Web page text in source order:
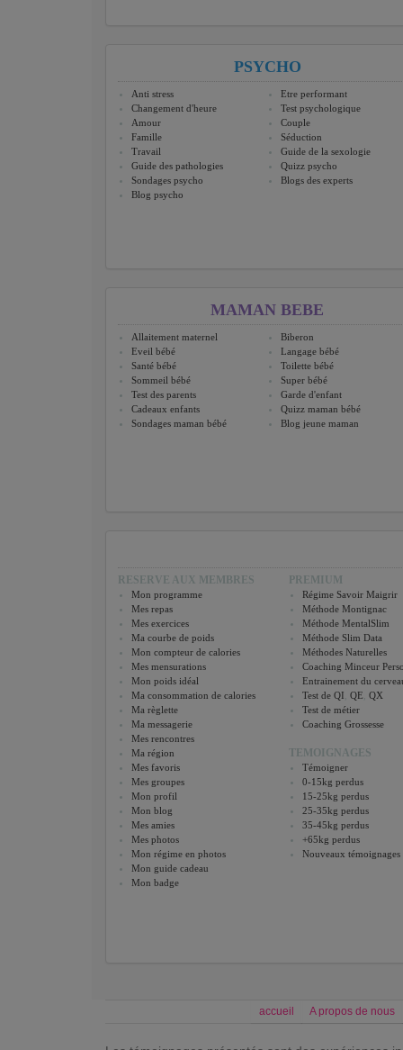
PSYCHO
Anti stress
Etre performant
Changement d'heure
Test psychologique
Amour
Couple
Famille
Séduction
Travail
Guide de la sexologie
Guide des pathologies
Quizz psycho
Sondages psycho
Blogs des experts
Blog psycho
MAMAN BEBE
Allaitement maternel
Biberon
Eveil bébé
Langage bébé
Santé bébé
Toilette bébé
Sommeil bébé
Super bébé
Test des parents
Garde d'enfant
Cadeaux enfants
Quizz maman bébé
Sondages maman bébé
Blog jeune maman
RESERVE AUX MEMBRES
Mon programme
Mes repas
Mes exercices
Ma courbe de poids
Mon compteur de calories
Mes mensurations
Mon poids idéal
Ma consommation de calories
Ma règlette
Ma messagerie
Mes rencontres
Ma région
Mes favoris
Mes groupes
Mon profil
Mon blog
Mes amies
Mes photos
Mon régime en photos
Mon guide cadeau
Mon badge
PREMIUM
Régime Savoir Maigrir
Méthode Montignac
Méthode MentalSlim
Méthode Slim Data
Méthodes Naturelles
Coaching Minceur
Entrainement du
Test de QI ,QE ,QX
Test de métier
Coaching Grossesse
TEMOIGNAGES
Témoigner
0-15kg perdus
15-25kg perdus
25-35kg perdus
35-45kg perdus
+65kg perdus
Nouveaux témoignages
accueil A propos de nous